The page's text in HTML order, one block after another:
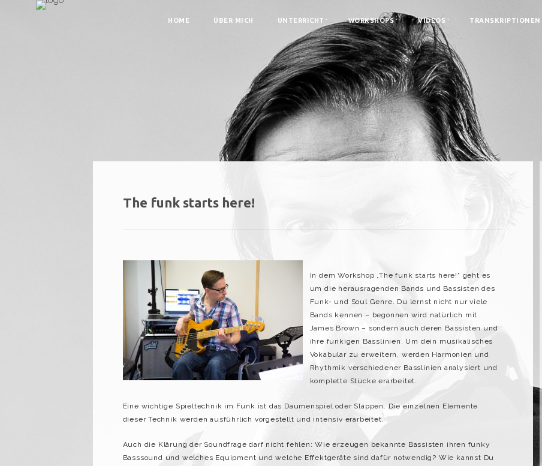
HOME ÜBER MICH UNTERRICHT WORKSHOPS VIDEOS TRANSKRIPTIONEN
The funk starts here!
In dem Workshop „The funk starts here!“ geht es
um die herausragenden Bands und Bassisten des
Funk- und Soul Genre. Du lernst nicht nur viele
Bands kennen – begonnen wird natürlich mit
James Brown – sondern auch deren Bassisten und
ihre funkigen Basslinien. Um dein musikalisches
Vokabular zu erweitern, werden Harmonien und
Rhythmik verschiedener Basslinien analysiert und
komplette Stücke erarbeitet.
Eine wichtige Spieltechnik im Funk ist das Daumenspiel oder Slappen. Die einzelnen Elemente
dieser Technik werden ausführlich vorgestellt und intensiv erarbeitet.
Auch die Klärung der Soundfrage darf nicht fehlen: Wie erzeugen bekannte Bassisten ihren funky
Basssound und welches Equipment und welche Effektgeräte sind dafür notwendig? Wie kannst Du